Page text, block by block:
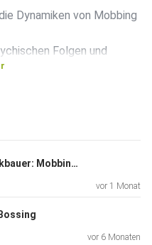
Dynamiken von Mobbing
Folgen und
Titel: 76: Stefanie Stockbauer: Mobbing am Arbeitsplatz aus Sicht von einer Personalleiterin
vor 1 Monat
vor 6 Monaten